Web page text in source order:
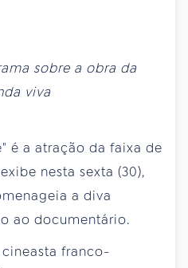
sobre a obra da
viva
é a atração da faixa de
nesta sexta (30),
a diva
ao documentário.
cineasta franco-